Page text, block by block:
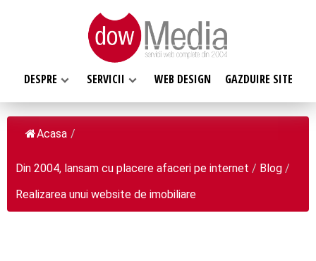
DESPRE SERVICII WEB DESIGN GAZDUIRE SITE
DESPRE NOI
SERVICII WEB
Web design
Acasa /
Din 2004, lansam cu placere afaceri pe internet / Blog /
Realizarea unui website de imobiliare